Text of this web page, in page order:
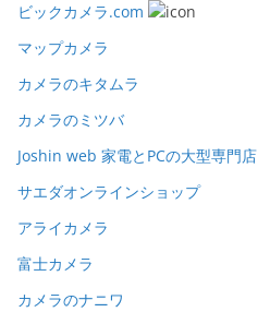
ビックカメラ.com
マップカメラ
カメラのキタムラ
カメラのミツバ
Joshin web 家電とPCの大型専門店
サエダオンラインショップ
アライカメラ
富士カメラ
カメラのナニワ